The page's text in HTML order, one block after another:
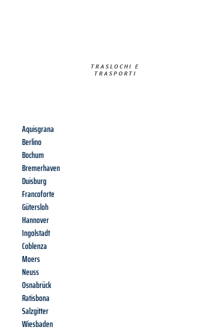
TRASLOCHI E
TRASPORTI​
Aquisgrana
Berlino
Bochum
Bremerhaven
Duisburg
Francoforte
Gütersloh
Hannover
Ingolstadt
Coblenza
Moers
Neuss
Osnabrück
Ratisbona
Salzgitter
Wiesbaden